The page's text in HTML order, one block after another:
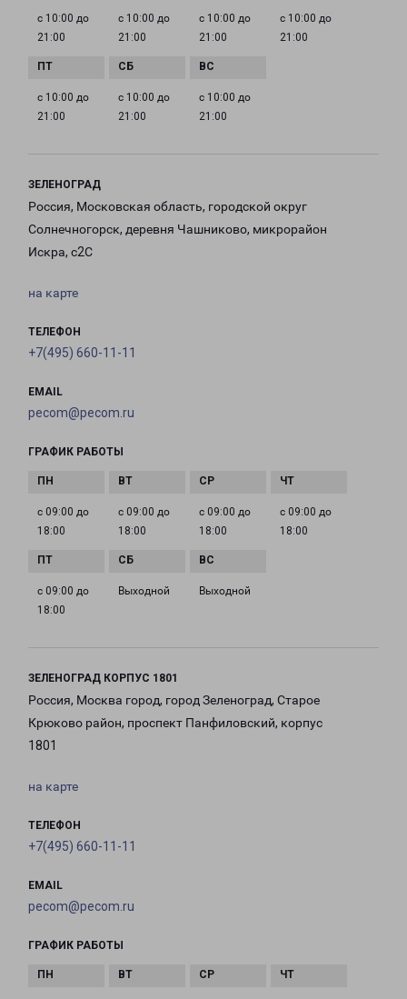
с 10:00 до
21:00
с 10:00 до
21:00
с 10:00 до
21:00
с 10:00 до
21:00
с 10:00 до
21:00
с 10:00 до
21:00
с 10:00 до
21:00
ЗЕЛЕНОГРАД
Россия, Московская область, городской округ
Солнечногорск, деревня Чашниково, микрорайон
Искра, с2С
на карте
ТЕЛЕФОН
+7(495) 660-11-11
EMAIL
pecom@pecom.ru
ГРАФИК РАБОТЫ
с 09:00 до
18:00
с 09:00 до
18:00
с 09:00 до
18:00
с 09:00 до
18:00
с 09:00 до
18:00
Выходной Выходной
ЗЕЛЕНОГРАД КОРПУС 1801
Россия, Москва город, город Зеленоград, Старое
Крюково район, проспект Панфиловский, корпус
1801
на карте
ТЕЛЕФОН
+7(495) 660-11-11
EMAIL
pecom@pecom.ru
ГРАФИК РАБОТЫ